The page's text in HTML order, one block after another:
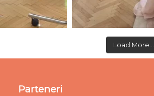
Load More...
Parteneri